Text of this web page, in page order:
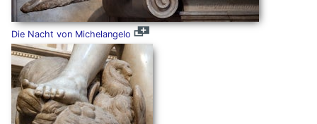
Die Nacht von Michelangelo